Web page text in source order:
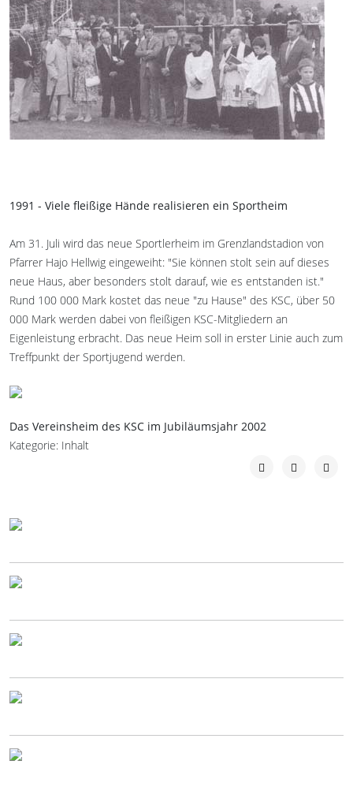
1991 - Viele fleißige Hände realisieren ein Sportheim
Am 31. Juli wird das neue Sportlerheim im Grenzlandstadion von
Pfarrer Hajo Hellwig eingeweiht: "Sie können stolt sein auf dieses
neue Haus, aber besonders stolt darauf, wie es entstanden ist."
Rund 100 000 Mark kostet das neue "zu Hause" des KSC, über 50
000 Mark werden dabei von fleißigen KSC-Mitgliedern an
Eigenleistung erbracht. Das neue Heim soll in erster Linie auch zum
Treffpunkt der Sportjugend werden.
Das Vereinsheim des KSC im Jubiläumsjahr 2002
Kategorie: Inhalt